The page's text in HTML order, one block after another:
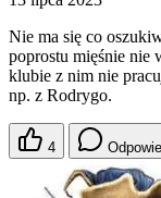
Nie ma się co
poprostu mięśnie
klubie z nim nie
np. z Rodrygo.
4